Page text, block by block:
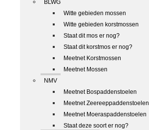
BLWG
Witte gebieden mossen
Witte gebieden korstmossen
Staat dit mos er nog?
Staat dit korstmos er nog?
Meetnet Korstmossen
Meetnet Mossen
NMV
Meetnet Bospaddenstoelen
Meetnet Zeereeppaddenstoelen
Meetnet Moeraspaddenstoelen
Staat deze soort er nog?